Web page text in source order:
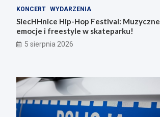
KONCERT WYDARZENIA
SiecHHnice Hip-Hop Festival: Muzyczne
emocje i freestyle w skateparku!
5 sierpnia 2026